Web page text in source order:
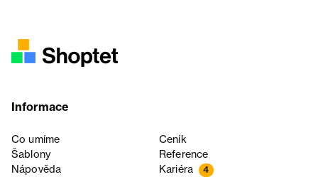
Informace
Co umíme
Ceník
Šablony
Reference
Nápověda
Kariéra 4